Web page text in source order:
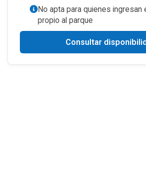
No apta para quienes ingresan
propio al parque
Consultar